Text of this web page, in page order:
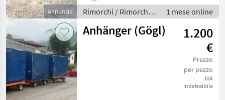
Annuncio
Rimorchi / Rimorchi
per auto
1 mese online
Anhänger (Gögl)
1.200
€
Prezzo
per pezzo
IVA
indetraibile